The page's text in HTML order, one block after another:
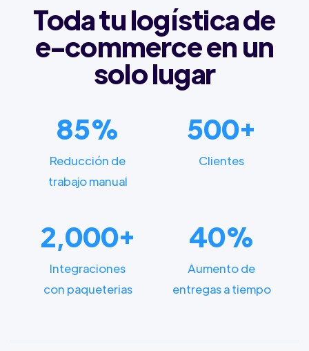
Toda tu logística de
e-commerce en un
solo lugar
85%
Reducción de
trabajo manual
500+
Clientes
2,000+
Integraciones
con paqueterias
40%
Aumento de
entregas a tiempo